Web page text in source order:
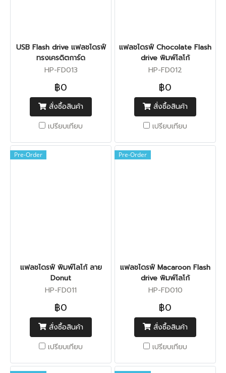
USB Flash drive แฟลชไดรฟ์
ทรงเครดิตการ์ด
HP-FD013
฿0
สั่งซื้อสินค้า
เปรียบเทียบ
แฟลชไดรฟ์ Chocolate Flash
drive พิมพ์โลโก้
HP-FD012
฿0
สั่งซื้อสินค้า
เปรียบเทียบ
Pre-Order
แฟลชไดรฟ์ พิมพ์โลโก้ ลาย
Donut
HP-FD011
฿0
สั่งซื้อสินค้า
เปรียบเทียบ
Pre-Order
แฟลชไดรฟ์ Macaroon Flash
drive พิมพ์โลโก้
HP-FD010
฿0
สั่งซื้อสินค้า
เปรียบเทียบ